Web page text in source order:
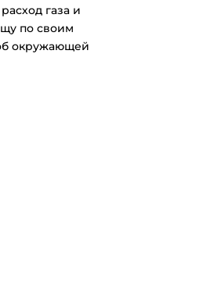
газа и
по своим
окружающей